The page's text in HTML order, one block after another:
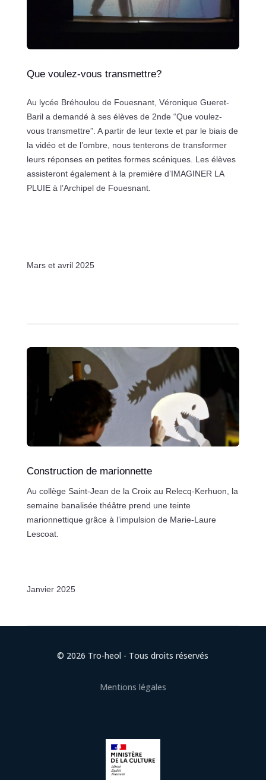
Que voulez-vous transmettre?
Au lycée Bréhoulou de Fouesnant, Véronique Gueret-
Baril a demandé à ses élèves de 2nde “Que voulez-
vous transmettre”. A partir de leur texte et par le biais de
la vidéo et de l’ombre, nous tenterons de transformer
leurs réponses en petites formes scéniques. Les élèves
assisteront également à la première d’IMAGINER LA
PLUIE à l’Archipel de Fouesnant.
Mars et avril 2025
Construction de marionnette
Au collège Saint-Jean de la Croix au Relecq-Kerhuon, la
semaine banalisée théâtre prend une teinte
marionnettique grâce à l’impulsion de Marie-Laure
Lescoat.
Janvier 2025
© 2026 Tro-heol - Tous droits réservés
Mentions légales